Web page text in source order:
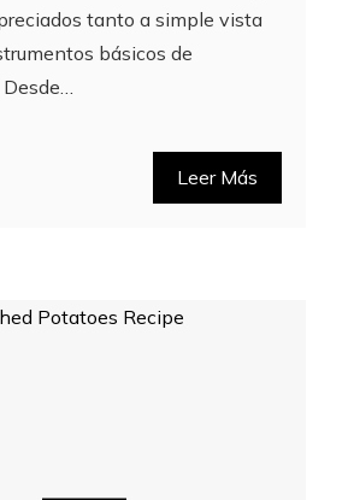
tanto a simple vista
básicos de
Leer Más